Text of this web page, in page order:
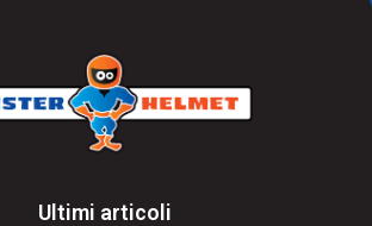
Ultimi articoli